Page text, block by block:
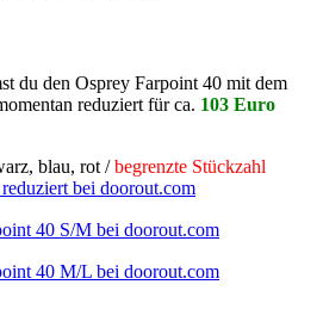
du den Osprey Farpoint 40 mit dem
reduziert für ca. 103 Euro
blau, rot /begrenzte Stückzahl
40 S/M bei doorout.com
40 M/L bei doorout.com